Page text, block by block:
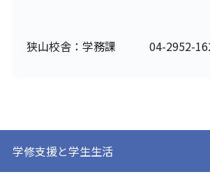
狭山校舎：学務課 04-2952-
学修支援と学生生活